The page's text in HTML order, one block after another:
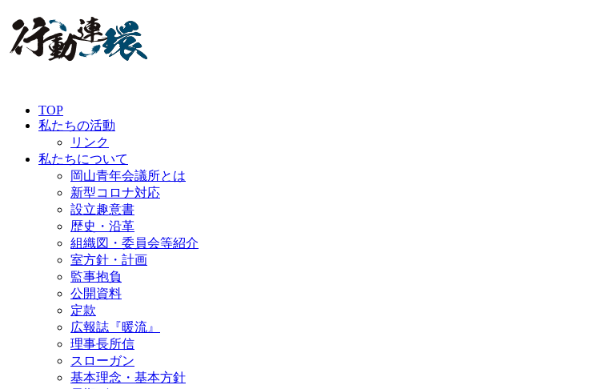
TOP
私たちの活動
リンク
私たちについて
岡山青年会議所とは
新型コロナ対応
設立趣意書
歴史・沿革
組織図・委員会等紹介
室方針・計画
監事抱負
公開資料
定款
広報誌『暖流』
理事長所信
スローガン
基本理念・基本方針